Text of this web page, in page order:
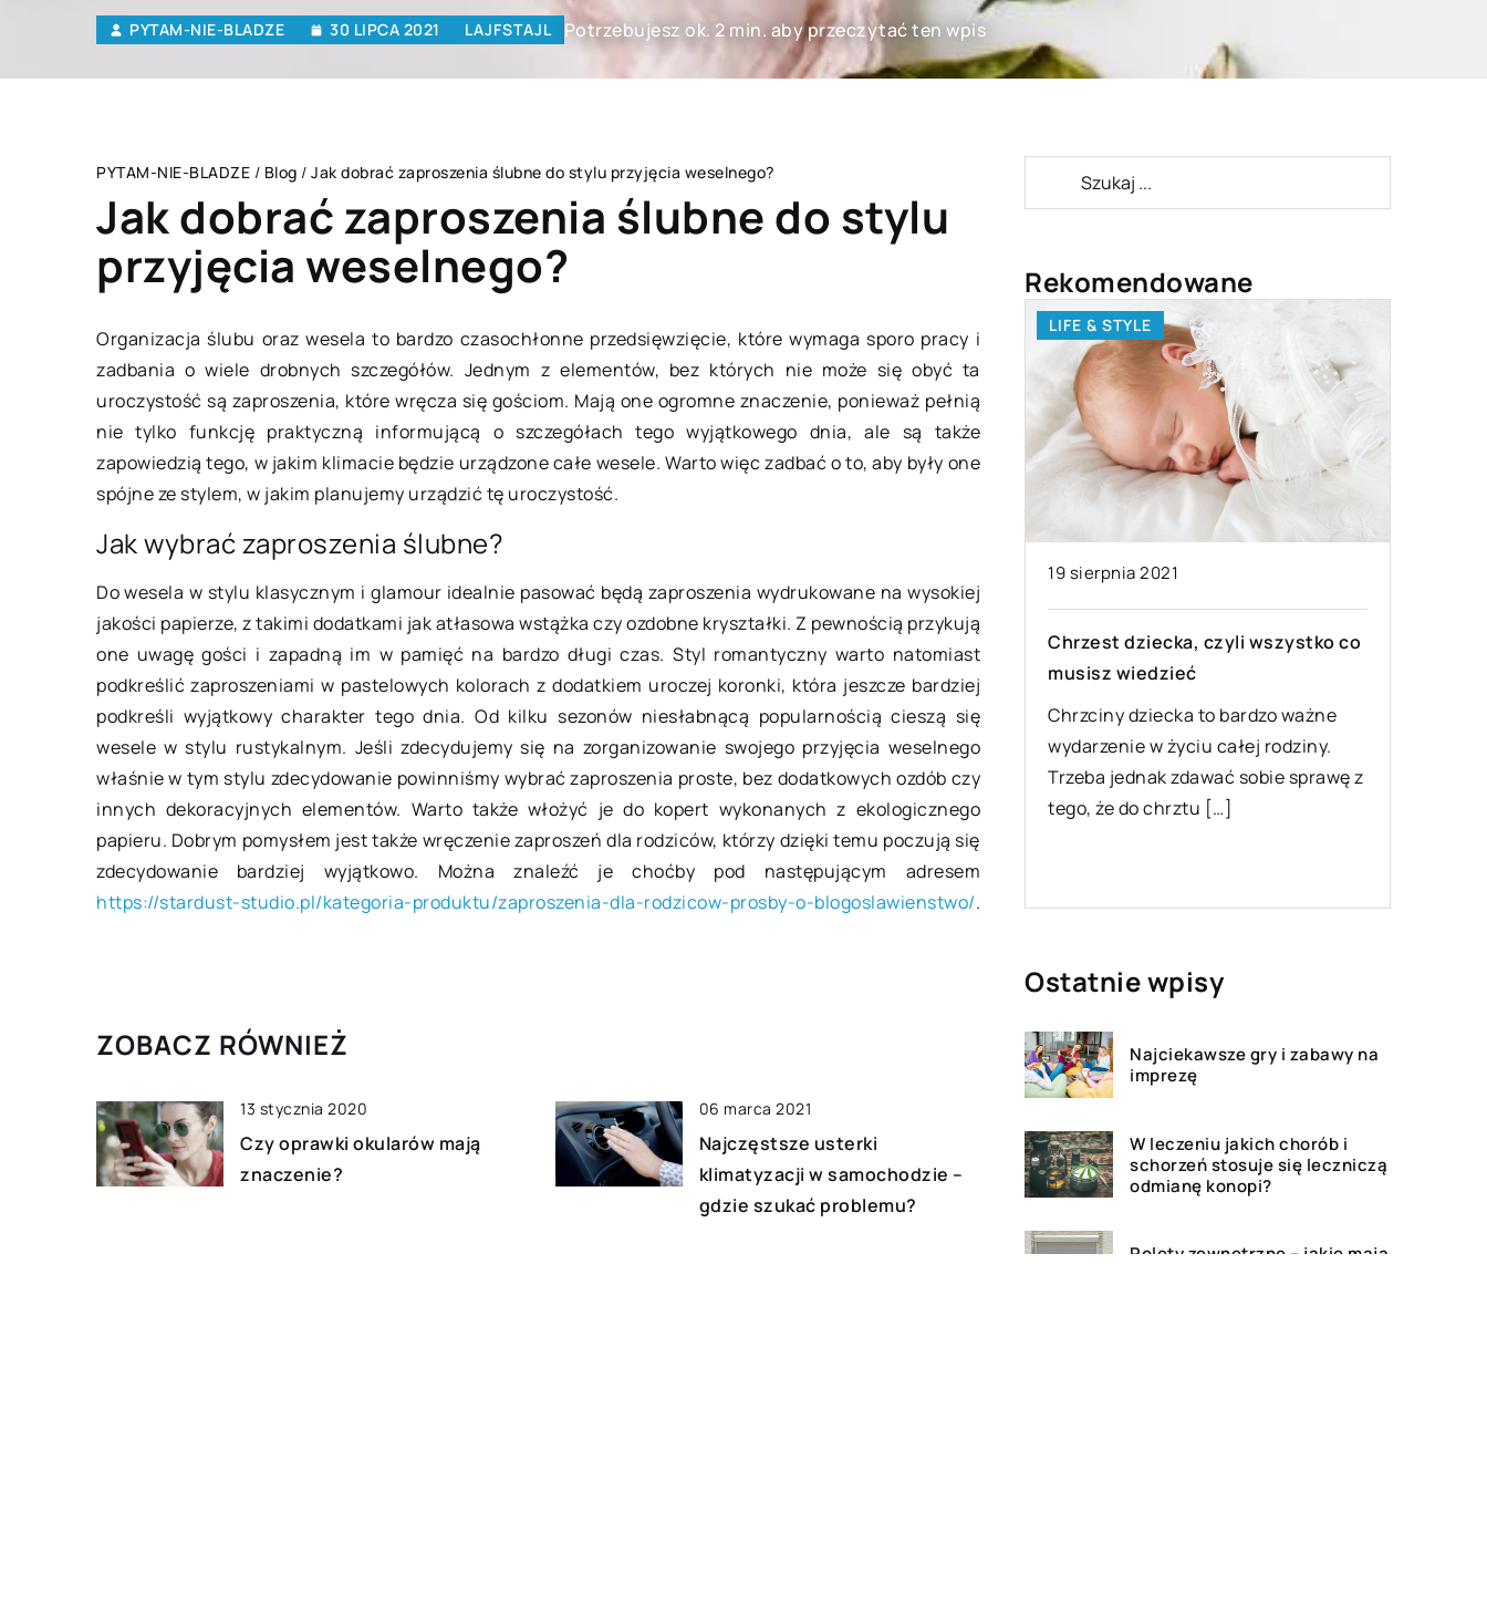
PYTAM-NIE-BLADZE 30 LIPCA 2021 LAJFSTAJL Potrzebujesz ok. 2 min. aby przeczytać ten wpis
PYTAM-NIE-BLADZE / Blog / Jak dobrać zaproszenia ślubne do stylu przyjęcia weselnego?
Jak dobrać zaproszenia ślubne do stylu
przyjęcia weselnego?
Organizacja ślubu oraz wesela to bardzo czasochłonne przedsięwzięcie, które wymaga sporo pracy i
zadbania o wiele drobnych szczegółów. Jednym z elementów, bez których nie może się obyć ta
uroczystość są zaproszenia, które wręcza się gościom. Mają one ogromne znaczenie, ponieważ pełnią
nie tylko funkcję praktyczną informującą o szczegółach tego wyjątkowego dnia, ale są także
zapowiedzią tego, w jakim klimacie będzie urządzone całe wesele. Warto więc zadbać o to, aby były one
spójne ze stylem, w jakim planujemy urządzić tę uroczystość.
Jak wybrać zaproszenia ślubne?
Do wesela w stylu klasycznym i glamour idealnie pasować będą zaproszenia wydrukowane na wysokiej
jakości papierze, z takimi dodatkami jak atłasowa wstążka czy ozdobne kryształki. Z pewnością przykują
one uwagę gości i zapadną im w pamięć na bardzo długi czas. Styl romantyczny warto natomiast
podkreślić zaproszeniami w pastelowych kolorach z dodatkiem uroczej koronki, która jeszcze bardziej
podkreśli wyjątkowy charakter tego dnia. Od kilku sezonów niesłabnącą popularnością cieszą się
wesele w stylu rustykalnym. Jeśli zdecydujemy się na zorganizowanie swojego przyjęcia weselnego
właśnie w tym stylu zdecydowanie powinniśmy wybrać zaproszenia proste, bez dodatkowych ozdób czy
innych dekoracyjnych elementów. Warto także włożyć je do kopert wykonanych z ekologicznego
papieru. Dobrym pomysłem jest także wręczenie zaproszeń dla rodziców, którzy dzięki temu poczują się
zdecydowanie bardziej wyjątkowo. Można znaleźć je choćby pod następującym adresem
https://stardust-studio.pl/kategoria-produktu/zaproszenia-dla-rodzicow-prosby-o-blogoslawienstwo/.
ZOBACZ RÓWNIEŻ
13 stycznia 2020
Czy oprawki okularów mają
znaczenie?
06 marca 2021
Najczęstsze usterki
klimatyzacji w samochodzie –
gdzie szukać problemu?
Rekomendowane
W jakich placówkach mogą okazać
się przydatne rejestratory rozmów
telefonicznych?
Każdy z nas miałby czasem ochotę
nagrać rozmowę i przedstawić dowód
w postaci zapisanych na nagraniu
słów. Wiele instytucji publicznych
[…]
Kosmetyki relaksujące do kąpieli
W dobrze zaopatrzonych sklepach
drogeryjnych można znaleźć
produkty kosmetyczne i
pielęgnacyjne, które niezbędne są
każdego dnia. W szerokim
asortymencie dostępne […]
LIFE & STYLE
19 sierpnia 2021
Chrzest dziecka, czyli wszystko co
musisz wiedzieć
Chrzciny dziecka to bardzo ważne
wydarzenie w życiu całej rodziny.
Trzeba jednak zdawać sobie sprawę z
tego, że do chrztu […]
W jakich
nagrać
Ostatnie wpisy
Najciekawsze gry i zabawy na
imprezę
W leczeniu jakich chorób i
schorzeń stosuje się leczniczą
odmianę konopi?
Rolety zewnętrzne – jakie mają